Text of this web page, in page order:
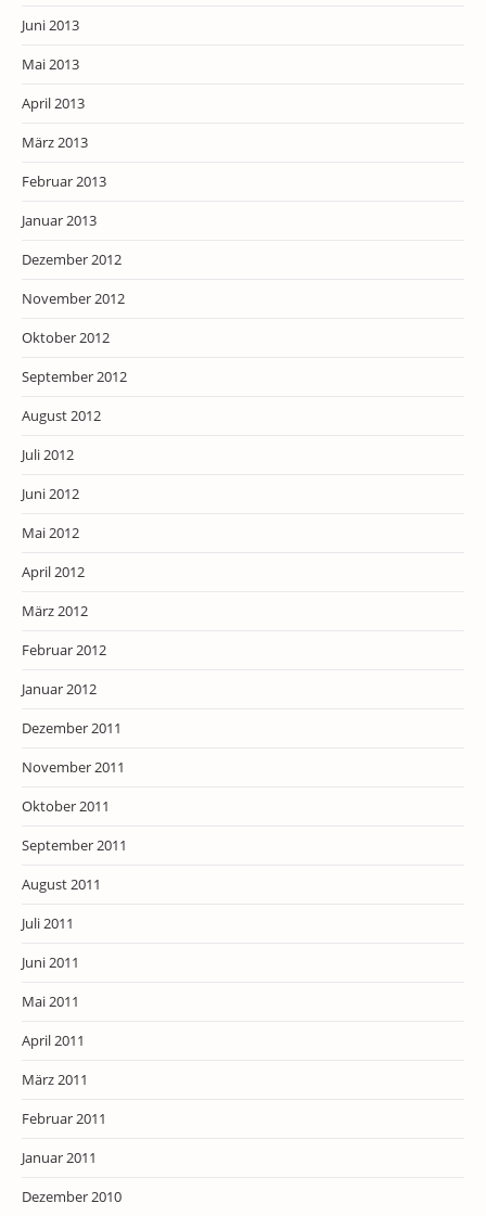
Juni 2013
Mai 2013
April 2013
März 2013
Februar 2013
Januar 2013
Dezember 2012
November 2012
Oktober 2012
September 2012
August 2012
Juli 2012
Juni 2012
Mai 2012
April 2012
März 2012
Februar 2012
Januar 2012
Dezember 2011
November 2011
Oktober 2011
September 2011
August 2011
Juli 2011
Juni 2011
Mai 2011
April 2011
März 2011
Februar 2011
Januar 2011
Dezember 2010